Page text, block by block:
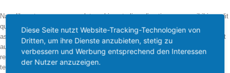
Nam libero tempore, cum soluta nobis est eligendi optio cumque nihil impedit
quo minus id quod maxime placeat facere possimus, omnis voluptas
assumenda est, omnis dolor repellendus. Temporibus autem
quibusdam et
aut
officiis debitis
aut rerum necessitatibus saepe eveniet ut et voluptates
repudiandae sint et molestiae non recusandae. Itaque earum rerum hic
tenetur a sapiente delectus, ut aut reiciendis voluptatibus maiores alias
Diese Seite nutzt Website-Tracking-Technologien von
Dritten, um ihre Dienste anzubieten, stetig zu
verbessern und Werbung entsprechend den Interessen
der Nutzer anzuzeigen.